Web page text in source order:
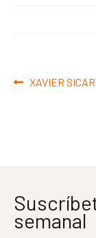
Navegación
Anterior:
XAVIER
semanal